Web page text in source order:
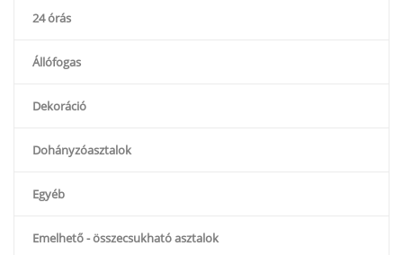
24 órás
Állófogas
Dekoráció
Dohányzóasztalok
Egyéb
Emelhető - összecsukható asztalok